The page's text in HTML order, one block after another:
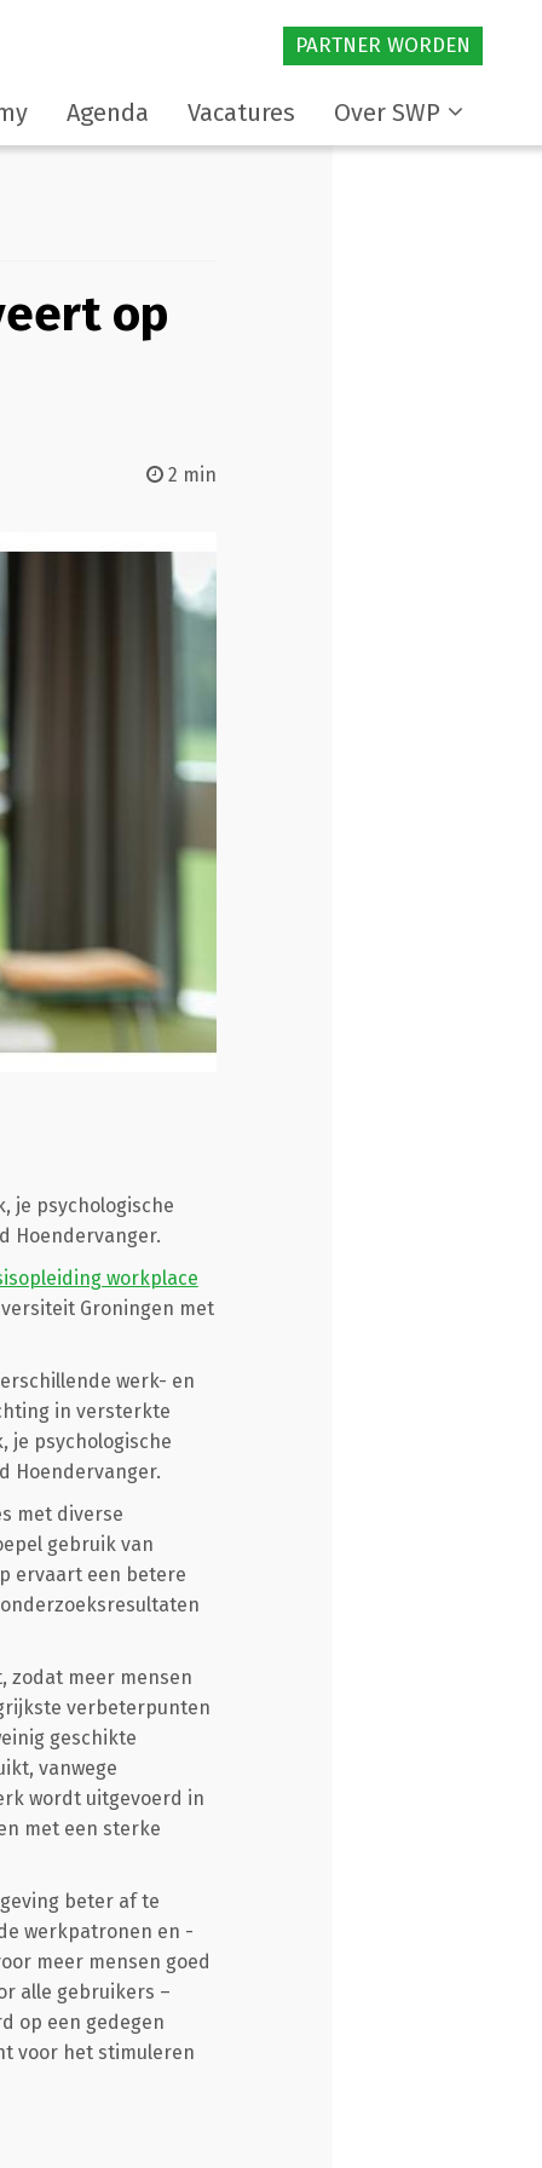
PARTNER WORDEN
Agenda Vacatures Over SWP
op
2 min
je psychologische
Hoendervanger.
workplace
Groningen met
werk- en
in versterkte
je psychologische
Hoendervanger.
met diverse
gebruik van
ervaart een betere
zodat meer mensen
verbeterpunten
geschikte
vanwege
wordt uitgevoerd in
met een sterke
beter af te
werkpatronen en -
meer mensen goed
alle gebruikers –
op een gedegen
voor het stimuleren